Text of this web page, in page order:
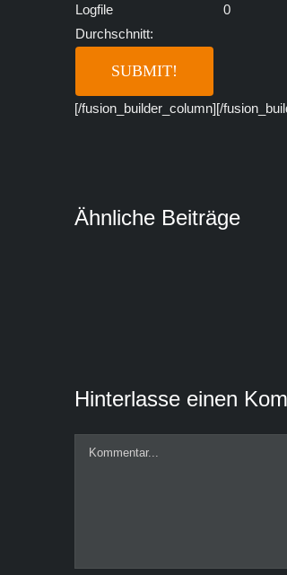
Logfile
0
Durchschnitt:
[/fusion_builder_column][/
Ähnliche Beiträge
Hinterlasse einen
Kommentar